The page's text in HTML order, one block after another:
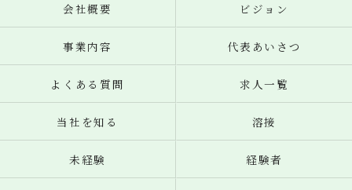
会社概要 ビジョン
事業内容 代表あいさつ
よくある質問 求人一覧
当社を知る 溶接
未経験 経験者